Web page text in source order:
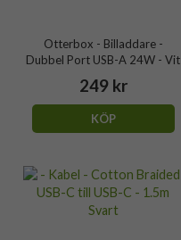
Otterbox - Billaddare -
Dubbel Port USB-A 24W - Vit
249 kr
KÖP